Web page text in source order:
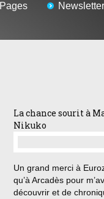
Pages Newsletter
La chance sourit à
Nikuko
Un grand merci à
qu’à Arcadès pour
découvrir et de